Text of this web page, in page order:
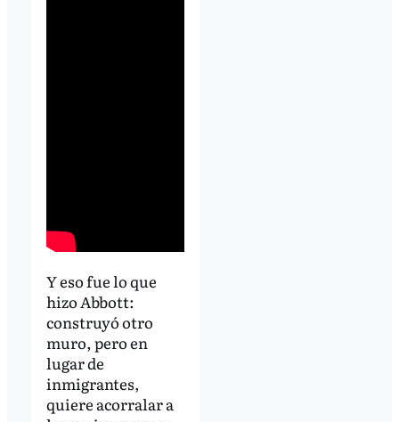
Y eso fue lo que
hizo Abbott:
construyó otro
muro, pero en
lugar de
inmigrantes,
quiere acorralar a